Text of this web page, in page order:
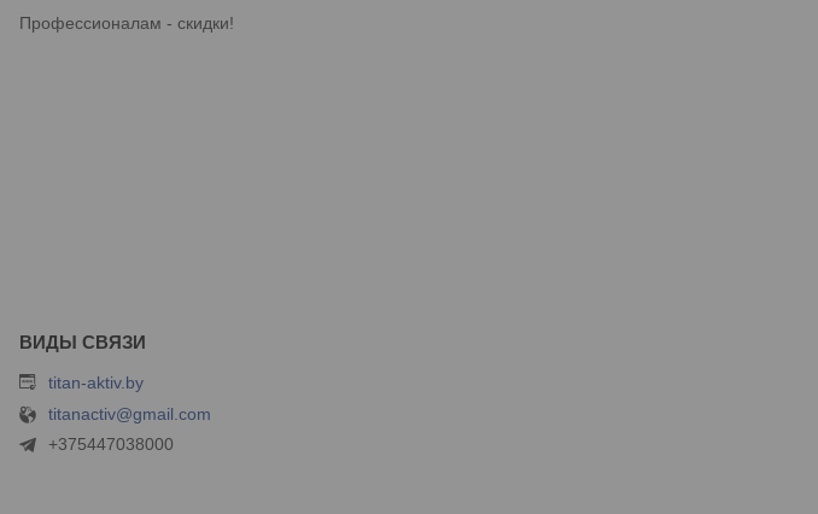
Профессионалам - скидки!
titan-aktiv.by
titanactiv@gmail.com
+375447038000